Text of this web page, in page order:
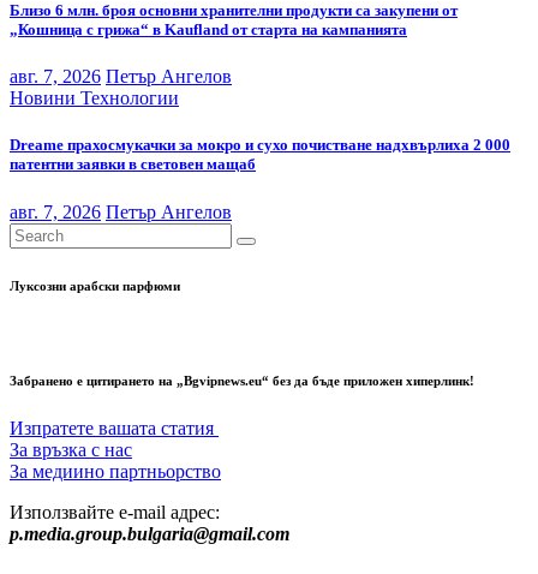
Близо 6 млн. броя основни хранителни продукти са закупени от
„Кошница с грижа“ в Kaufland от старта на кампанията
авг. 7, 2026 Петър Ангелов
Новини Технологии
Dreame прахосмукачки за мокро и сухо почистване надхвърлиха 2 000
патентни заявки в световен мащаб
авг. 7, 2026 Петър Ангелов
Луксозни арабски парфюми
Забранено е цитирането на „Bgvipnews.eu“ без да бъде приложен хиперлинк!
Изпратете вашата статия
За връзка с нас
За медиино партньорство
Използвайте e-mail адрес:
p.media.group.bulgaria@gmail.com